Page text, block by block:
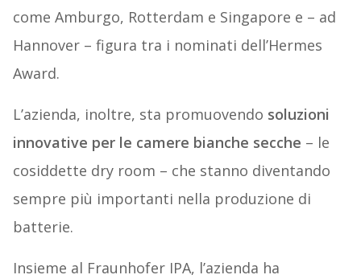
come Amburgo, Rotterdam e Singapore e – ad
Hannover – figura tra i nominati dell’Hermes
Award.
L’azienda, inoltre, sta promuovendo soluzioni
innovative per le camere bianche secche – le
cosiddette dry room – che stanno diventando
sempre più importanti nella produzione di
batterie.
Insieme al Fraunhofer IPA, l’azienda ha